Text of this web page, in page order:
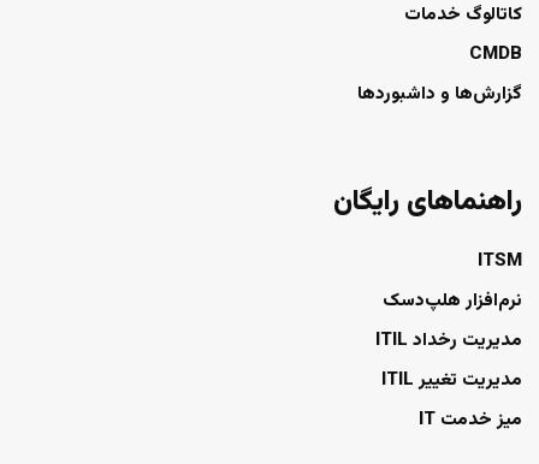
کاتالوگ خدمات
CMDB
گزارش‌ها و داشبوردها
راهنماهای رایگان
ITSM
نرم‌افزار هلپ‌دسک
مدیریت رخداد ITIL
مدیریت تغییر ITIL
میز خدمت IT